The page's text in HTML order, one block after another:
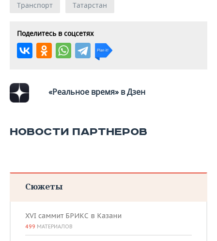
Транспорт
Татарстан
Поделитесь в соцсетях
«Реальное время» в Дзен
НОВОСТИ ПАРТНЕРОВ
Сюжеты
XVI саммит БРИКС в Казани
499 МАТЕРИАЛОВ